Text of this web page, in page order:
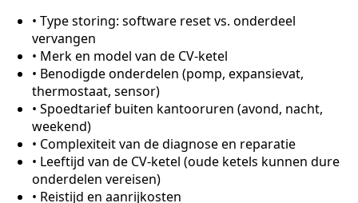
• Type storing: software reset vs. onderdeel
vervangen
• Merk en model van de CV-ketel
• Benodigde onderdelen (pomp, expansievat,
thermostaat, sensor)
• Spoedtarief buiten kantooruren (avond, nacht,
weekend)
• Complexiteit van de diagnose en reparatie
• Leeftijd van de CV-ketel (oude ketels kunnen dure
onderdelen vereisen)
• Reistijd en aanrijkosten